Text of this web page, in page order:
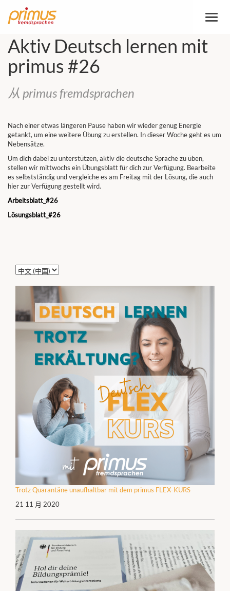
切
Aktiv Deutsch lernen mit
primus #26
从 primus fremdsprachen
Nach einer etwas längeren Pause haben wir wieder genug Energie
getankt, um eine weitere Übung zu erstellen. In dieser Woche geht es um
Nebensätze.
Um dich dabei zu unterstützen, aktiv die deutsche Sprache zu üben,
stellen wir mittwochs ein Übungsblatt für dich zur Verfügung. Bearbeite
es selbstständig und vergleiche es am Freitag mit der Lösung, die auch
hier zur Verfügung gestellt wird.
Arbeitsblatt_#26
Lösungsblatt _#26
选
语
Trotz Quarantäne unaufhaltbar mit dem primus FLEX-KURS
21 11 月 2020